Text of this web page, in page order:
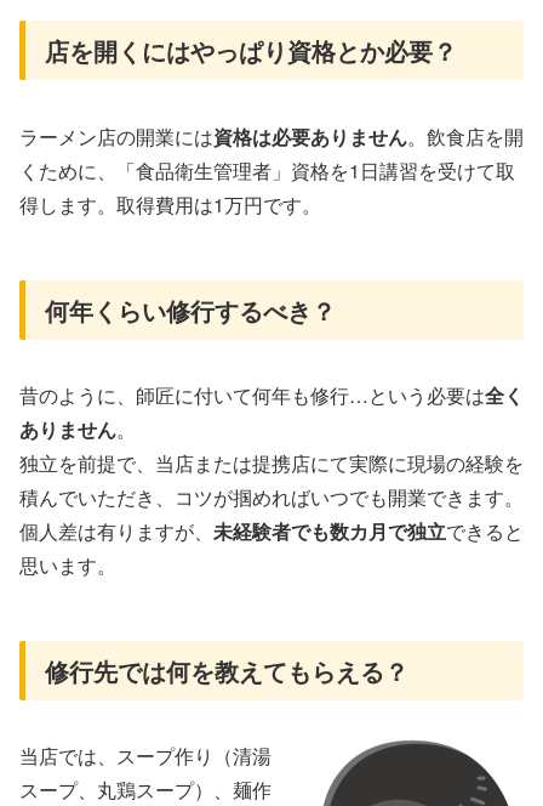
店を開くにはやっぱり資格とか必要？
ラーメン店の開業には資格は必要ありません。飲食店を開
くために、「食品衛生管理者」資格を1日講習を受けて取
得します。取得費用は1万円です。
何年くらい修行するべき？
昔のように、師匠に付いて何年も修行…という必要は全く
ありません。
独立を前提で、当店または提携店にて実際に現場の経験を
積んでいただき、コツが掴めればいつでも開業できます。
個人差は有りますが、 未経験者でも数カ月で独立できると
思います。
修行先では何を教えてもらえる？
当店では、スープ作り（清湯
スープ、丸鶏スープ）、麺作